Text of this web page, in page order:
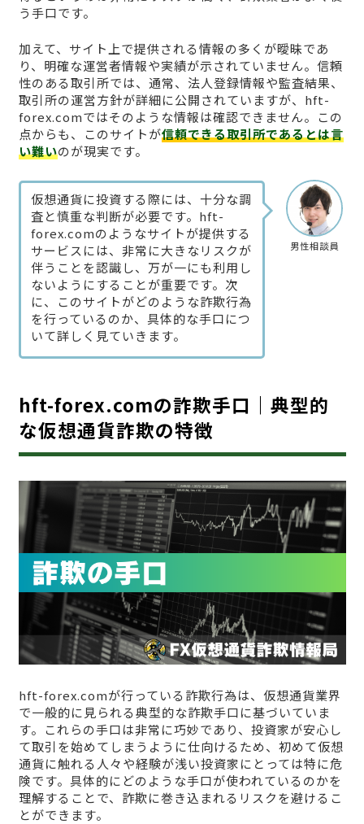
う手口です。
加えて、サイト上で提供される情報の多くが曖昧であ
り、明確な運営者情報や実績が示されていません。信頼
性のある取引所では、通常、法人登録情報や監査結果、
取引所の運営方針が詳細に公開されていますが、hft-
forex.comではそのような情報は確認できません。この
点からも、このサイトが信頼できる取引所であるとは言
い難いのが現実です。
男性相談員
仮想通貨に投資する際には、十分な調
査と慎重な判断が必要です。hft-
forex.comのようなサイトが提供する
サービスには、非常に大きなリスクが
伴うことを認識し、万が一にも利用し
ないようにすることが重要です。次
に、このサイトがどのような詐欺行為
を行っているのか、具体的な手口につ
いて詳しく見ていきます。
hft-forex.comの詐欺手口｜典型的
な仮想通貨詐欺の特徴
hft-forex.comが行っている詐欺行為は、仮想通貨業界
で一般的に見られる典型的な詐欺手口に基づいていま
す。これらの手口は非常に巧妙であり、投資家が安心し
て取引を始めてしまうように仕向けるため、初めて仮想
通貨に触れる人々や経験が浅い投資家にとっては特に危
険です。具体的にどのような手口が使われているのかを
理解することで、詐欺に巻き込まれるリスクを避けるこ
とができます。